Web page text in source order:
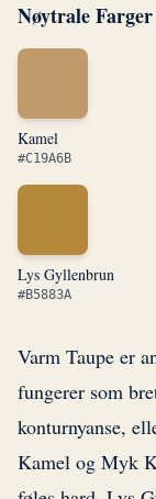
Nøytrale Farger
Kamel
#C19A6B
Lys Gyllenbrun
#B5883A
Varm Taupe er
fungerer som
konturnyanse,
Kamel og Myk